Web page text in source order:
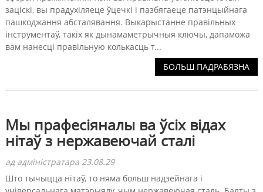
заціскі, вы прадухіляеце ўцечкі і пазбягаеце патэнцыйнага
пашкоджання абсталявання. Выкарыстанне правільных
інструментаў, такіх як дынамаметрычныя ключы, дапаможа
вам нанесці правільную колькасць т...
БОЛЬШ ПАДРАБЯЗНА
Мы прафесіяналы ва ўсіх відах
нітаў з нержавеючай сталі
ад адміністратара 23.08.29
Што тычыцца нітаў, то няма больш надзейнага і